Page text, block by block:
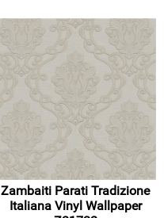
Zambaiti Parati Tradizione
Italiana Vinyl Wallpaper